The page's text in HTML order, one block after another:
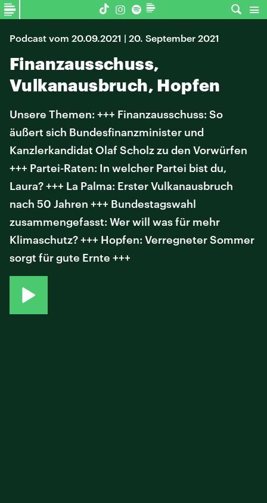
Podcast vom 20.09.2021 | 20. September 2021
Finanzausschuss,
Vulkanausbruch, Hopfen
Unsere Themen: +++ Finanzausschuss: So
äußert sich Bundesfinanzminister und
Kanzlerkandidat Olaf Scholz zu den Vorwürfen
+++ Partei-Raten: In welcher Partei bist du,
Laura? +++ La Palma: Erster Vulkanausbruch
nach 50 Jahren +++ Bundestagswahl
zusammengefasst: Wer will was für mehr
Klimaschutz? +++ Hopfen: Verregneter Sommer
sorgt für gute Ernte +++